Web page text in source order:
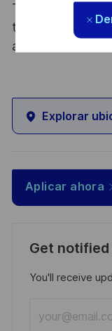
Thales,
tous les talents.
atout. Postulez
Explorar
Aplicar ahora
Get
You'll receive
Email